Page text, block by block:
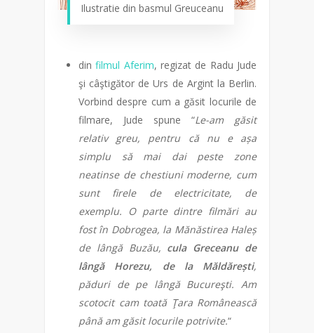
Ilustratie din basmul Greuceanu
dinfilmul Aferim, regizat de Radu Jude
şi câştigător de Urs de Argint la Berlin.
Vorbind despre cum a găsit locurile de
filmare, Jude spune “Le-am găsit
relativ greu, pentru că nu e așa
simplu să mai dai peste zone
neatinse de chestiuni moderne, cum
sunt firele de electricitate, de
exemplu. O parte dintre filmări au
fost în Dobrogea, la Mănăstirea Haleș
de lângă Buzău, cula Greceanu de
lângă Horezu, de la Măldărești,
păduri de pe lângă Bucureşti. Am
scotocit cam toată Ţara Românească
până am găsit locurile potrivite.“